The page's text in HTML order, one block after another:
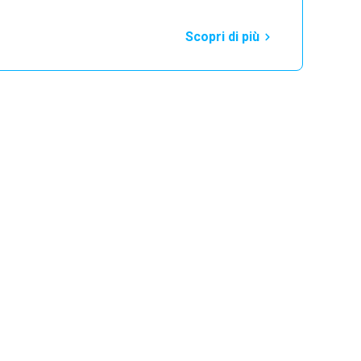
Scopri di più